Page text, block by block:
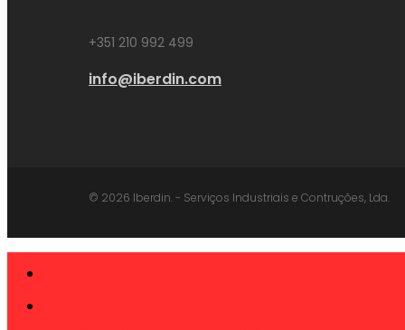
+351 210 992 499
info@iberdin.com
© 2026 Iberdin. - Serviços Industriais e Contruções, Lda.
Menu SOBRE